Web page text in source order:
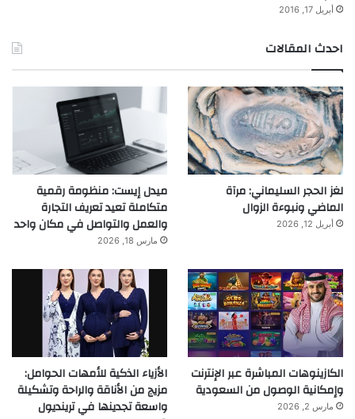
أبريل 17, 2016
احدث المقالات
لغز الحجر السليماني: مرآة
الماضي ونبوءة الزوال
أبريل 12, 2026
ميدل إيست: منظومة رقمية
متكاملة تعيد تعريف التجارة
والعمل والتواصل في مكان واحد
مارس 18, 2026
الكازينوهات المباشرة عبر الإنترنت
وإمكانية الوصول من السعودية
مارس 2, 2026
الأزياء الذكية للأمهات الحوامل:
مزيج من الأناقة والراحة وتشكيلة
واسعة تجدينها في ترينديول